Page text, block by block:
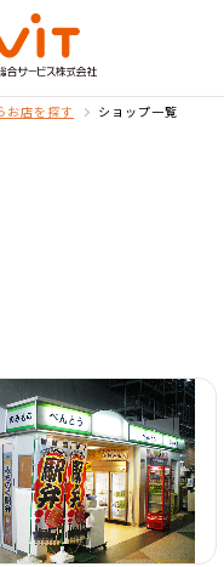
お店を探す ショップ一覧